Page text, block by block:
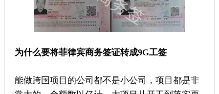
为什么要将菲律宾商务签证转成9G工签
能做跨国项目的公司都不是小公司，项目都是非